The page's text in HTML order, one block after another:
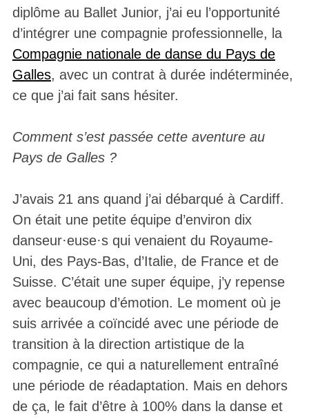
diplôme au Ballet Junior, j’ai eu l’opportunité
d’intégrer une compagnie professionnelle, la
Compagnie nationale de danse du Pays de
Galles, avec un contrat à durée indéterminée,
ce que j’ai fait sans hésiter.
Comment s’est passée cette aventure au
Pays de Galles ?
J’avais 21 ans quand j’ai débarqué à Cardiff.
On était une petite équipe d’environ dix
danseur·euse·s qui venaient du Royaume-
Uni, des Pays-Bas, d’Italie, de France et de
Suisse. C’était une super équipe, j’y repense
avec beaucoup d’émotion. Le moment où je
suis arrivée a coïncidé avec une période de
transition à la direction artistique de la
compagnie, ce qui a naturellement entraîné
une période de réadaptation. Mais en dehors
de ça, le fait d’être à 100% dans la danse et